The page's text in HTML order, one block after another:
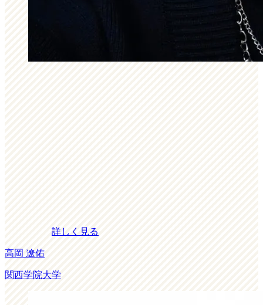
詳しく見る
高岡 遼佑
関西学院大学